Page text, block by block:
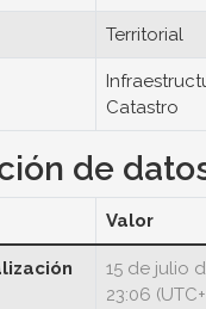
Territorial
Catastro
de
Valor
15 de julio
23:06